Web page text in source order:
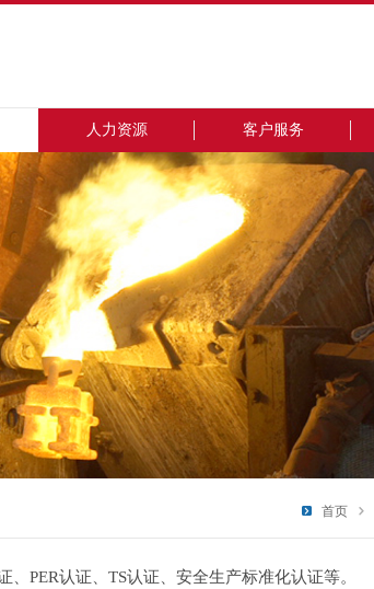
人力资源 客户服务
首页
PER认证、TS认证、安全生产标准化认证等。